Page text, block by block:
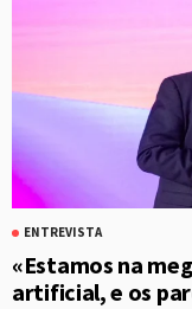
ENTREVISTA
«Estamos na
artificial, e os